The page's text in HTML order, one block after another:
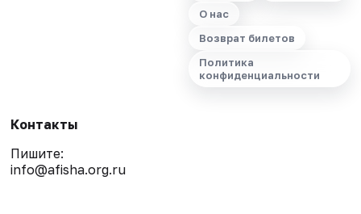
О нас
Возврат билетов
Политика
конфиденциальности
Контакты
Пишите:
info@afisha.org.ru